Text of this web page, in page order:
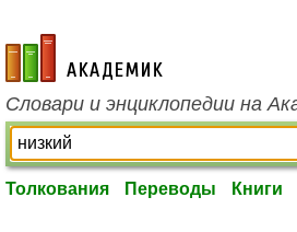
academic.ru
Словари и энциклопедии на
Толкования Переводы Книги